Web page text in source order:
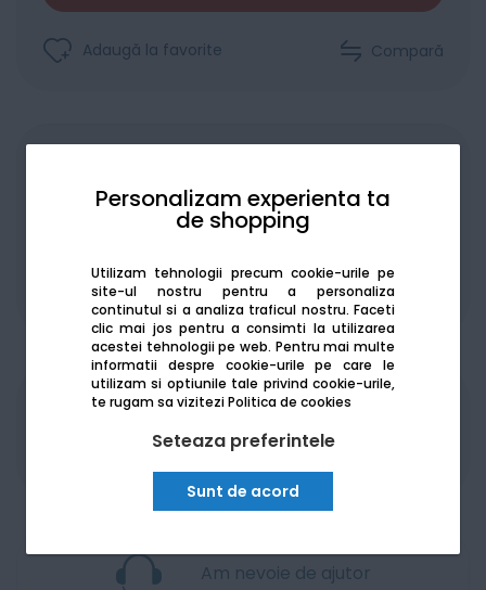
Personalizam experienta ta
de shopping
Utilizam tehnologii precum cookie-urile pe
site-ul nostru pentru a personaliza
continutul si a analiza traficul nostru. Faceti
clic mai jos pentru a consimti la utilizarea
acestei tehnologii pe web. Pentru mai multe
informatii despre cookie-urile pe care le
utilizam si optiunile tale privind cookie-urile,
te rugam sa viziteziPolitica de cookies
Seteaza preferintele
Sunt de acord
Adaugă la favorite Compară
De la: 310.34Lei / lună Vezi detalii
Produsele sunt disponibile pe platforma de
achizitii publiceSEAP/SICAP
Am nevoie de ajutor